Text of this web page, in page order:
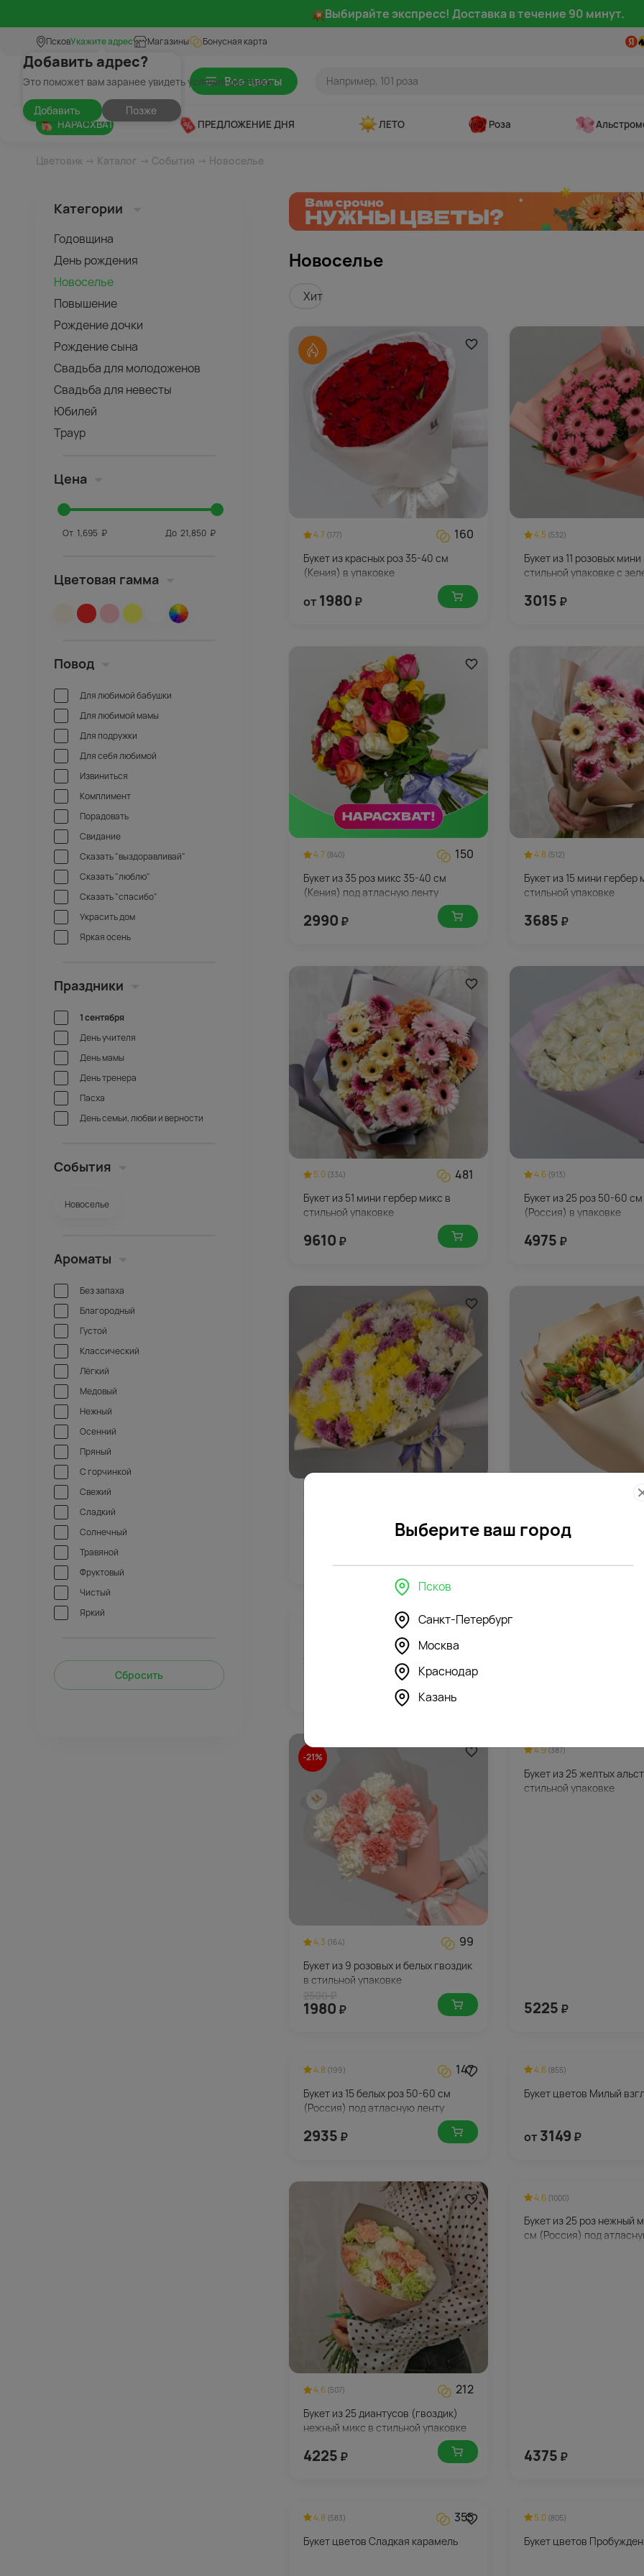
Выбирайте экспресс! Доставка в течение 90 минут.
ПсковУкажите адрес
Добавить адрес?
Это поможет вам заранее увидеть условия доставки
Добавить Позже
Магазины Бонусная карта
Все цветы
НАРАСХВАТ ПРЕДЛОЖЕНИЕ ДНЯ ЛЕТО Роза
Цветовик → Каталог → События → Новоселье
Категории
Годовщина
День рождения
Новоселье
Повышение
Рождение дочки
Рождение сына
Свадьба для молодоженов
Свадьба для невесты
Юбилей
Траур
Цена
От 1,695 ₽ До 21,850 ₽
Цветовая гамма
Повод
Для любимой бабушки
Для любимой мамы
Для подружки
Для себя любимой
Извиниться
Комплимент
Порадовать
Свидание
Сказать "выздоравливай"
Сказать "люблю"
Сказать "спасибо"
Украсить дом
Яркая осень
Праздники
1 сентября
День учителя
День мамы
День тренера
Пасха
День семьи, любви и верности
События
Новоселье
Ароматы
Без запаха
Благородный
Густой
Классический
Лёгкий
Медовый
Нежный
Осенний
Пряный
С горчинкой
Свежий
Сладкий
Солнечный
Травяной
Фруктовый
Чистый
Яркий
Сбросить
Новоселье
Хит
4.7 (177) 160
Букет из красных роз 35-40 см
(Кения) в упаковке
от 1980 ₽
4.5 (532)
Букет из 11 розовых
стильной упаковке с
3015 ₽
4.7 (840) 150
Букет из 35 роз микс 35-40 см
(Кения) под атласную ленту
2990 ₽
4.8 (512)
Букет из 15 мини гербер
стильной упаковке
3685 ₽
5.0 (334) 481
Букет из 51 мини гербер микс в
стильной упаковке
9610 ₽
4.6 (913)
Букет из 25 роз 50-60
(Россия) в упаковке
4975 ₽
микс в стильной упаковке
9725₽ 4590₽
671
Букет из 35 белых кустовых
хризантем Балтика в стильной
-21%
4.3 (164) 99
Букет из 9 розовых и белых гвоздик
в стильной упаковке
1980 ₽
4.9(387)
Букет из 25 желтых
стильной упаковке
5225 ₽
4.8 (199) 147
Букет из 15 белых роз 50-60 см
(Россия) под атласную ленту
2935 ₽
4.6 (855)
Букет цветов Милый
от 3149 ₽
4.6 (507) 212
Букет из 25 диантусов (гвоздик)
нежный микс в стильной упаковке
4225 ₽
4.6 (1000)
Букет из 25 роз нежный
см (Россия) под
4375 ₽
4.8 (583) 355
Букет цветов Сладкая карамель
5.0 (805)
Букет цветов
Выберите ваш город
Псков
Санкт-Петербург
Москва
Краснодар
Казань